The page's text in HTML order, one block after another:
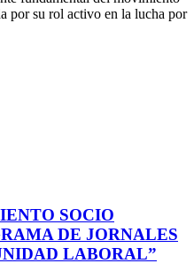
por su rol activo en la lucha por
SOCIO
DE JORNALES
LABORAL”